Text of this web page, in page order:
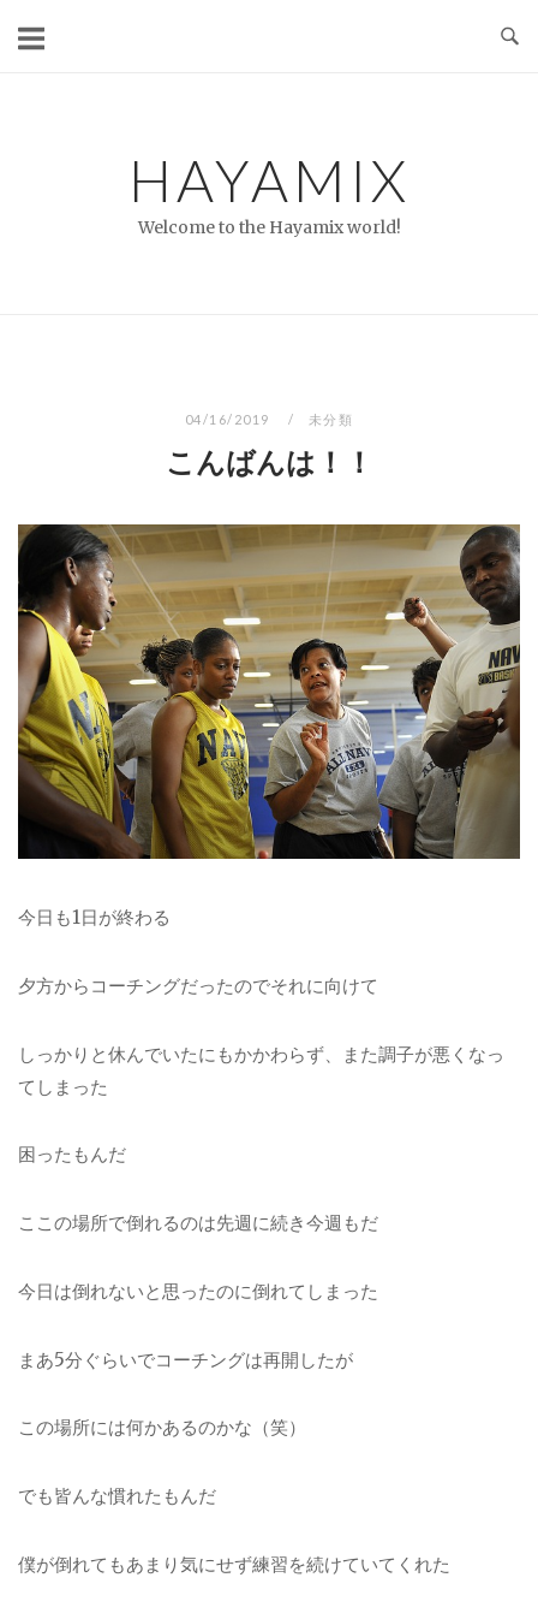
HAYAMIX
Welcome to the Hayamix world!
04/16/2019 未分類
こんばんは！！
今日も1日が終わる
夕方からコーチングだったのでそれに向けて
しっかりと休んでいたにもかかわらず、また調子が悪くなっ
てしまった
困ったもんだ
ここの場所で倒れるのは先週に続き今週もだ
今日は倒れないと思ったのに倒れてしまった
まあ5分ぐらいでコーチングは再開したが
この場所には何かあるのかな（笑）
でも皆んな慣れたもんだ
僕が倒れてもあまり気にせず練習を続けていてくれた